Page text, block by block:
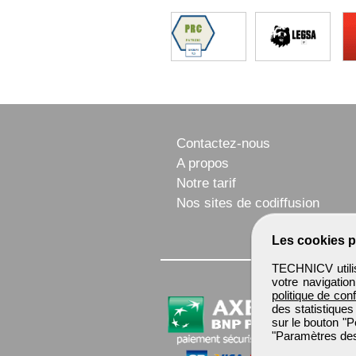
Les cookies
TECHNICV
votre
politique de
des
sur le bouton
"Paramètres
Contactez-nous
A propos
Notre tarif
Nos sites de codiffusion